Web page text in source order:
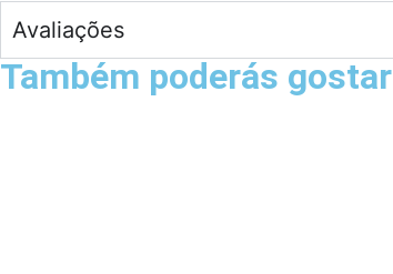
Avaliações
Também poderás gostar